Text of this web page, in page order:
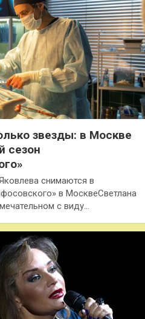
звезды: в Москве
сезон
снимаются в
в МосквеСветлана
с виду…